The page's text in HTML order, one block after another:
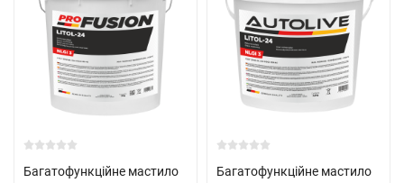
Багатофункційне мастило
Багатофункційне мастило